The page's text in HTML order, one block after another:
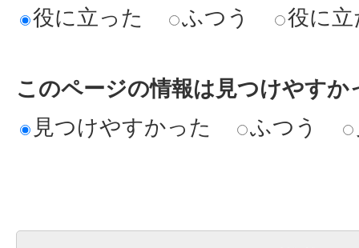
役に立った
ふつう 役に
このページの情報は見つけやすか
見つけやすかった
ふつう